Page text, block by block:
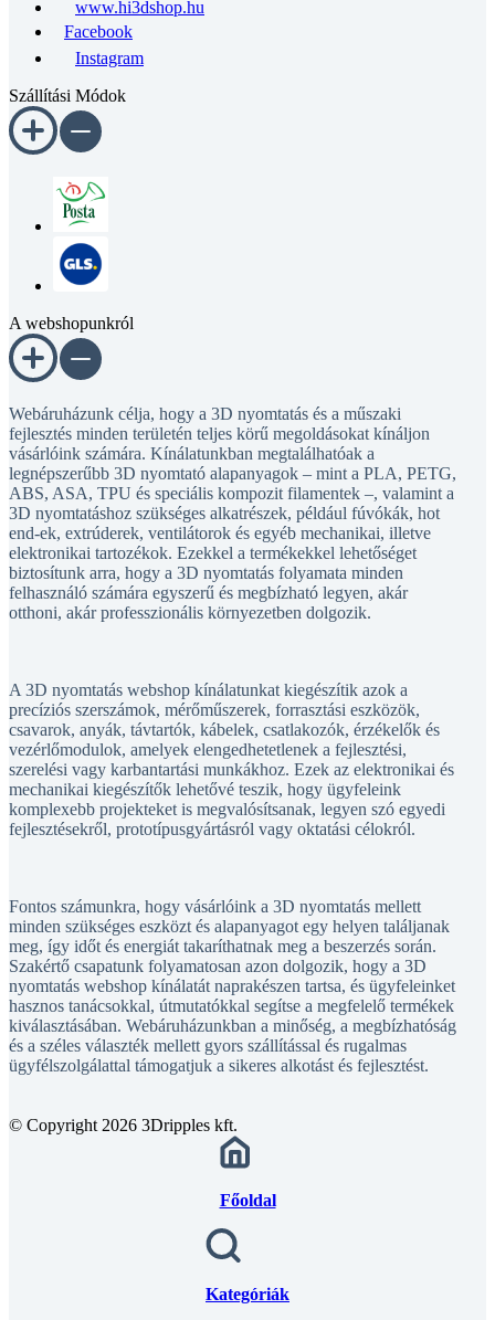
Facebook
Instagram
fejlesztés minden területén teljes körű megoldásokat kínáljon
vásárlóink számára. Kínálatunkban megtalálhatóak a
legnépszerűbb 3D nyomtató alapanyagok – mint a PLA, PETG,
ABS, ASA, TPU és speciális kompozit filamentek –, valamint a
3D nyomtatáshoz szükséges alkatrészek, például fúvókák, hot
end-ek, extrúderek, ventilátorok és egyéb mechanikai, illetve
elektronikai tartozékok. Ezekkel a termékekkel lehetőséget
biztosítunk arra, hogy a 3D nyomtatás folyamata minden
felhasználó számára egyszerű és megbízható legyen, akár
otthoni, akár professzionális környezetben dolgozik.
precíziós szerszámok, mérőműszerek, forrasztási eszközök,
csavarok, anyák, távtartók, kábelek, csatlakozók, érzékelők és
vezérlőmodulok, amelyek elengedhetetlenek a fejlesztési,
szerelési vagy karbantartási munkákhoz. Ezek az elektronikai és
mechanikai kiegészítők lehetővé teszik, hogy ügyfeleink
komplexebb projekteket is megvalósítsanak, legyen szó egyedi
fejlesztésekről, prototípusgyártásról vagy oktatási célokról.
minden szükséges eszközt és alapanyagot egy helyen találjanak
meg, így időt és energiát takaríthatnak meg a beszerzés során.
Szakértő csapatunk folyamatosan azon dolgozik, hogy a 3D
nyomtatás webshop kínálatát naprakészen tartsa, és ügyfeleinket
hasznos tanácsokkal, útmutatókkal segítse a megfelelő termékek
kiválasztásában. Webáruházunkban a minőség, a megbízhatóság
és a széles választék mellett gyors szállítással és rugalmas
ügyfélszolgálattal támogatjuk a sikeres alkotást és fejlesztést.